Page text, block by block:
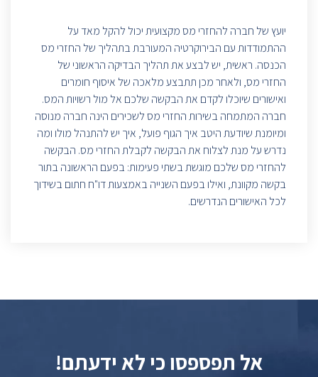
יועץ של חברה להחזרי מס מקצועית יכול להקל מאד על
ההתמודדות עם הבירוקרטיה המעורבת בתהליך של החזרי מס
הכנסה. ראשית, יש לבצע את תהליך הבדיקה הראשוני של
החזרי מס, ולאחר מכן תתבצע מלאכה של איסוף חומרים
ואישורים שיוכלו לקדם את הבקשה שלכם אל מול רשויות המס.
חברה המתמחה בשירות החזרי מס לשכירים הינה חברה מנוסה
ומיומנת שיודעת היטב איך הגוף פועל, איך יש להתנהל מולו ומה
נדרש על מנת לצלוח את הבקשה לקבלת החזרי מס. הבקשה
להחזרי מס שלכם מוגשת בשתי פעימות: בפעם הראשונה בתור
בקשה מקוונת, ואילו בפעם השנייה באמצעות דו"ח חתום בשידוך
לכל האישורים הנדרשים.
אל תפספסו כי לא ידעתם!